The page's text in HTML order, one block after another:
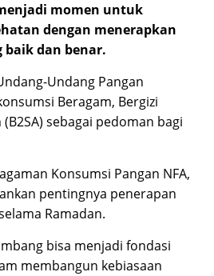
momen untuk
dengan menerapkan
baik dan benar.
Undang Pangan
Beragam, Bergizi
sebagai pedoman bagi
Konsumsi Pangan NFA,
pentingnya penerapan
Ramadan.
bisa menjadi fondasi
membangun kebiasaan